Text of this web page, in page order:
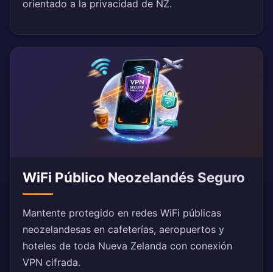
orientado a la privacidad de NZ.
WiFi Público Neozelandés Seguro
Mantente protegido en redes WiFi públicas
neozelandesas en cafeterías, aeropuertos y
hoteles de toda Nueva Zelanda con conexión
VPN cifrada.